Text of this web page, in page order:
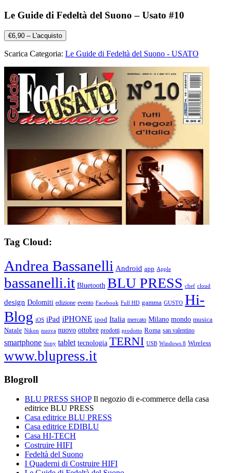
Le Guide di Fedeltà del Suono – Usato #10
€6,90 – L'acquisto
Scarica Categoria: Le Guide di Fedeltà del Suono - USATO
Tag Cloud:
Andrea Bassanelli Android app Apple
bassanelli.it Bluetooth BLU PRESS chef cloud
design Dolomiti edizione evento Facebook Full HD gamma GUSTO Hi-
Blog iOS iPad iPHONE ipod Italia mercato Milano mondo musica
Natale Nikon nuova nuovo ottobre prodotti prodotto Roma san valentino
smartphone Sony tablet tecnologia TERNI USB Windows 8 Wireless
www.blupress.it
Blogroll
BLU PRESS SHOPIl negozio di e-commerce della casa
editrice BLU PRESS
Casa editrice BLU PRESS
Casa editrice EDIBLU
Casa HI-TECH
Costruire HIFI
Fedeltà del Suono
I Quaderni di Costruire HIFI